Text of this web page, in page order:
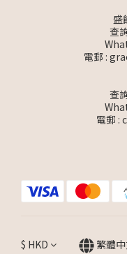
盛
查
電郵 :
查
電郵 :
$ HKD 繁體